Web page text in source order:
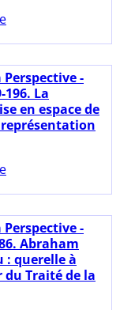
Perspective -
196. La
en espace de
Perspective -
Abraham
: querelle à
Traité de la